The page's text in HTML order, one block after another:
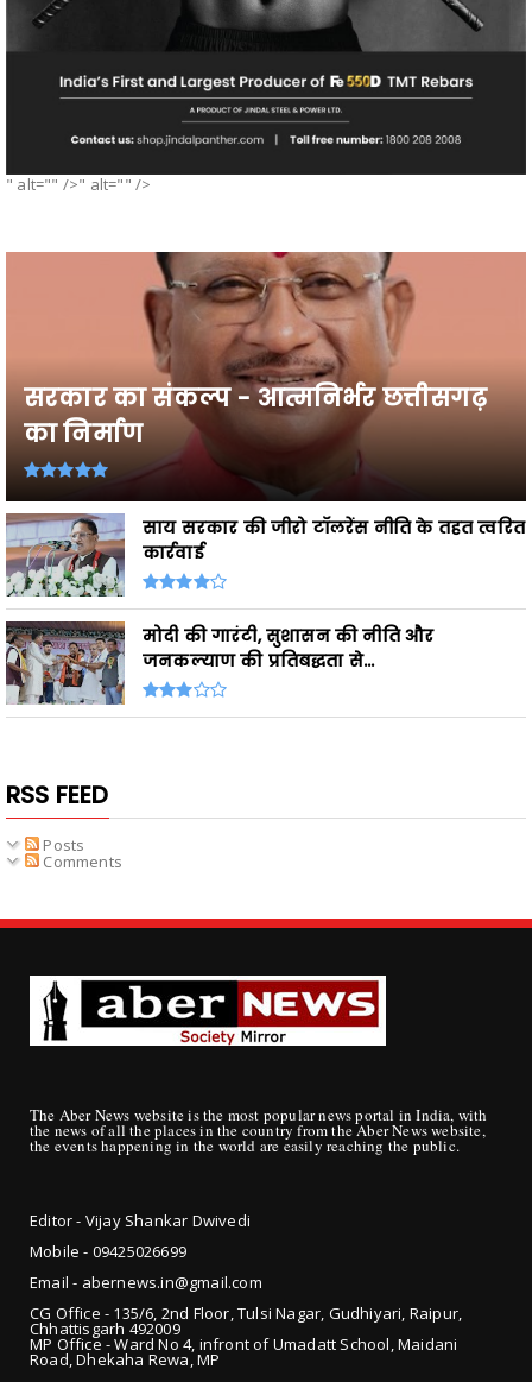
" alt="" />" alt="" />
सरकार का संकल्प - आत्मनिर्भर छत्तीसगढ़
का निर्माण
साय सरकार की जीरो टॉलरेंस नीति के तहत त्वरित
कार्रवाई
मोदी की गारंटी, सुशासन की नीति और
जनकल्याण की प्रतिबद्धता से...
RSS FEED
Posts
Comments
The Aber News website is the most popular news portal in India, with
the news of all the places in the country from the Aber News website,
the events happening in the world are easily reaching the public.
Editor - Vijay Shankar Dwivedi
Mobile - 09425026699
Email - abernews.in@gmail.com
CG Office - 135/6, 2nd Floor, Tulsi Nagar, Gudhiyari, Raipur,
Chhattisgarh 492009
MP Office - Ward No 4, infront of Umadatt School, Maidani
Road, Dhekaha Rewa, MP